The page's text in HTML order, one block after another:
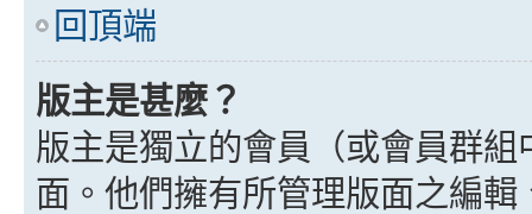
回頂端
版主是甚麼？
版主是獨立的會員（或會員群
面。他們擁有所管理版面之編